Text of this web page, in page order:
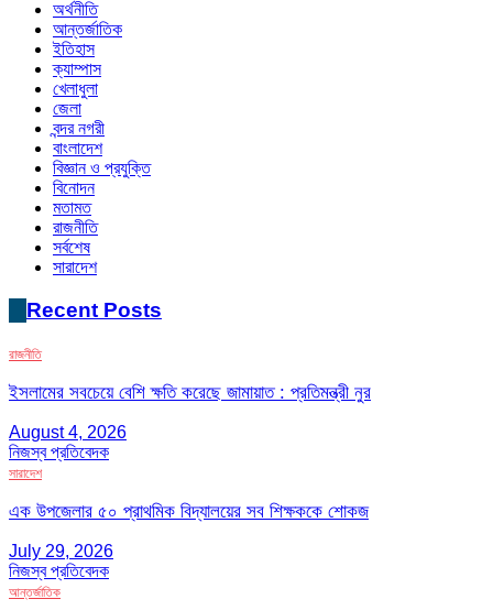
অর্থনীতি
আন্তর্জাতিক
ইতিহাস
ক্যাম্পাস
খেলাধুলা
জেলা
বন্দর নগরী
বাংলাদেশ
বিজ্ঞান ও প্রযুক্তি
বিনোদন
মতামত
রাজনীতি
সর্বশেষ
সারাদেশ
Recent Posts
রাজনীতি
ইসলামের সবচেয়ে বেশি ক্ষতি করেছে জামায়াত : প্রতিমন্ত্রী নুর
August 4, 2026
নিজস্ব প্রতিবেদক
সারাদেশ
এক উপজেলার ৫০ প্রাথমিক বিদ্যালয়ের সব শিক্ষককে শোকজ
July 29, 2026
নিজস্ব প্রতিবেদক
আন্তর্জাতিক